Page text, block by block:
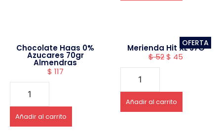
Chocolate Haas 0%
Azucares 70gr
Almendras
$ 117
Añadir al carrito
OFERTA
Merienda Hit XL 37G
$52$ 45
Añadir al carrito